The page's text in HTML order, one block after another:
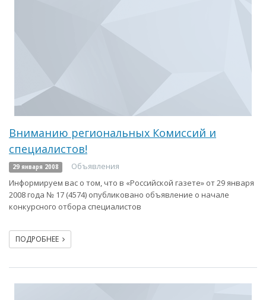
Вниманию региональных Комиссий и
специалистов!
29 января 2008
Объявления
Информируем вас о том, что в «Российской газете» от 29 января
2008 года № 17 (4574) опубликовано объявление о начале
конкурсного отбора специалистов
ПОДРОБНЕЕ